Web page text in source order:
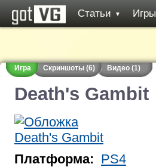
Статьи ▼ Игры
Игра Скриншоты (6) Видео (1)
Death's Gambit
Платформа: PS4